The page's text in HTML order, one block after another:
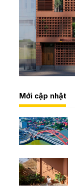
Mới cập nhật